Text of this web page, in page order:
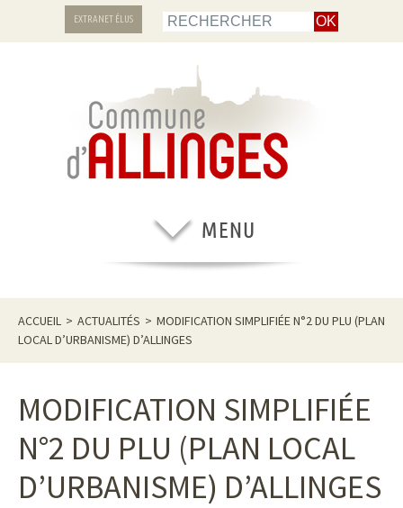
EXTRANET ÉLUS
ACCUEIL > ACTUALITÉS > MODIFICATION SIMPLIFIÉE N°2 DU PLU (PLAN
LOCAL D’URBANISME) D’ALLINGES
MODIFICATION SIMPLIFIÉE
N°2 DU PLU (PLAN LOCAL
D’URBANISME) D’ALLINGES